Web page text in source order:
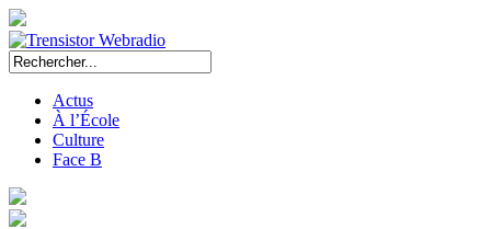
Actus
À l’École
Culture
Face B